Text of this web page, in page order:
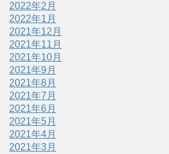
2022年2月
2022年1月
2021年12月
2021年11月
2021年10月
2021年9月
2021年8月
2021年7月
2021年6月
2021年5月
2021年4月
2021年3月